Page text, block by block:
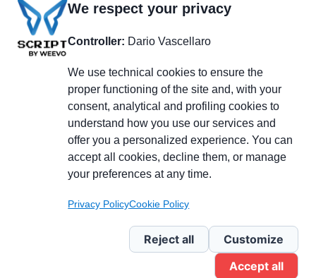
Partecipa alla discussione
Pagina Linkedin
Newsletter Linkedin
We respect your privacy
Controller: Dario Vascellaro
We use technical cookies to ensure the
proper functioning of the site and, with your
consent, analytical and profiling cookies to
understand how you use our services and
offer you a personalized experience. You can
accept all cookies, decline them, or manage
your preferences at any time.
Privacy PolicyCookie Policy
Reject all
Customize
Accept all